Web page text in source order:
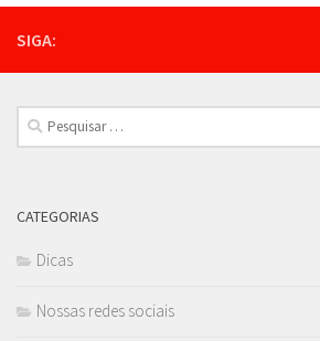
SIGA:
Pesquisar
por:
CATEGORIAS
Dicas
Nossas redes sociais